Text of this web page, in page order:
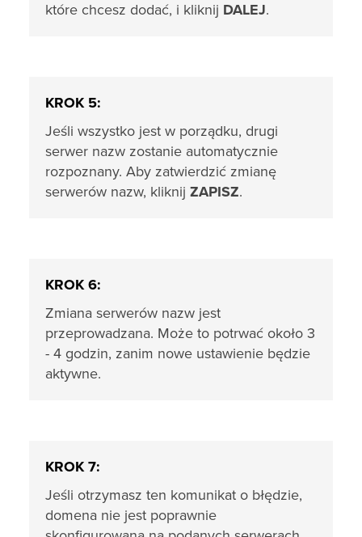
które chcesz dodać, i kliknij DALEJ.
KROK 5:
Jeśli wszystko jest w porządku, drugi
serwer nazw zostanie automatycznie
rozpoznany. Aby zatwierdzić zmianę
serwerów nazw, kliknij ZAPISZ.
KROK 6:
Zmiana serwerów nazw jest
przeprowadzana. Może to potrwać około 3
- 4 godzin, zanim nowe ustawienie będzie
aktywne.
KROK 7:
Jeśli otrzymasz ten komunikat o błędzie,
domena nie jest poprawnie